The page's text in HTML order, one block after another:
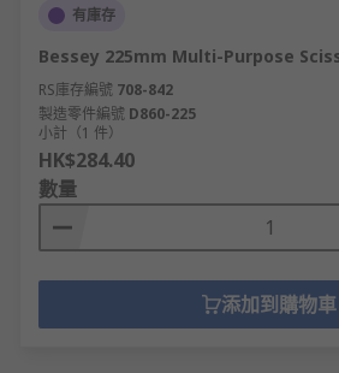
有庫存
Bessey 225mm Multi-Purpose
RS庫存編號 708-842
製造零件編號 D860-225
小計（1 件）
HK$284.40
數量
添加到購物車